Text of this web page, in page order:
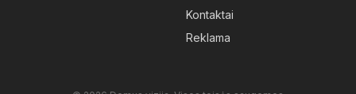
Kontaktai
Reklama